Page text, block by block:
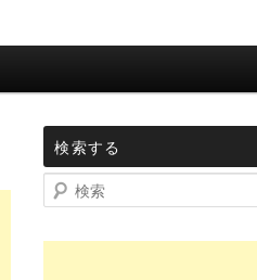
検索する
検索